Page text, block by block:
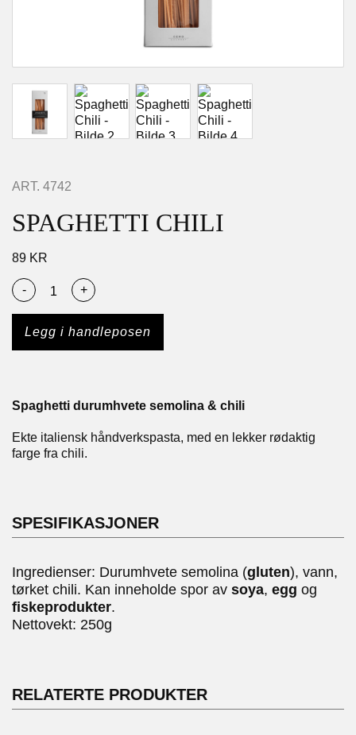
ART. 4742
SPAGHETTI CHILI
89 KR
- +
Legg i handleposen
Spaghetti durumhvete semolina & chili
Ekte italiensk håndverkspasta, med en lekker rødaktig
farge fra chili.
SPESIFIKASJONER
Ingredienser: Durumhvete semolina (gluten), vann,
tørket chili. Kan inneholde spor av soya, egg og
fiskeprodukter.
Nettovekt: 250g
RELATERTE PRODUKTER